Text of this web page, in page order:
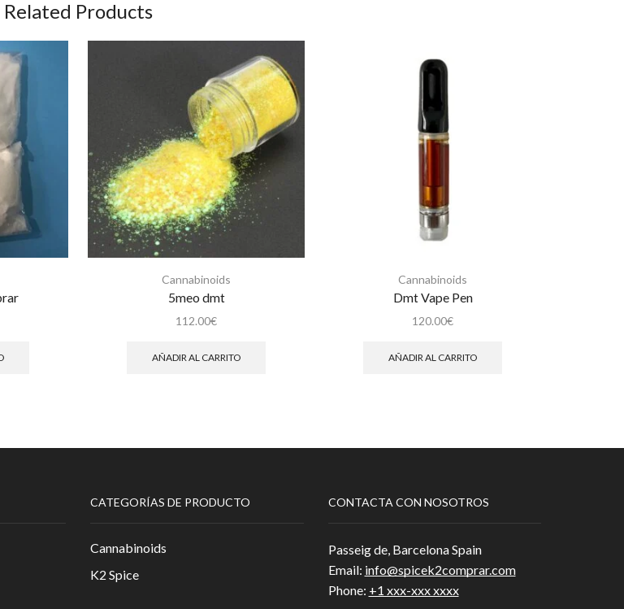
Related Products
Cannabinoids
5meo dmt
112.00€
AÑADIR AL CARRITO
Cannabinoids
Dmt Vape Pen
120.00€
AÑADIR AL CARRITO
CATEGORÍAS DE PRODUCTO
Cannabinoids
K2 Spice
CONTACTA CON NOSOTROS
Passeig de, Barcelona Spain
Email: info@spicek2comprar.com
Phone: +1 xxx-xxx xxxx